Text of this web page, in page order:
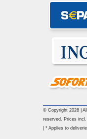
© Copyright 2026 |
reserved. Prices incl.
| * Applies to